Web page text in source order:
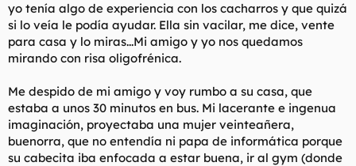
yo tenía algo de experiencia con los cacharros y que quizá
si lo veía le podía ayudar. Ella sin vacilar, me dice, vente
para casa y lo miras...Mi amigo y yo nos quedamos
mirando con risa oligofrénica.
Me despido de mi amigo y voy rumbo a su casa, que
estaba a unos 30 minutos en bus. Mi lacerante e ingenua
imaginación, proyectaba una mujer veinteañera,
buenorra, que no entendía ni papa de informática porque
su cabecita iba enfocada a estar buena, ir al gym (donde